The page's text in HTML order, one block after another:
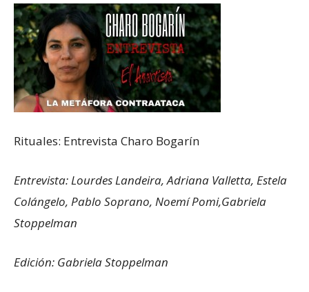
Rituales: Entrevista Charo Bogarín
Entrevista: Lourdes Landeira, Adriana Valletta, Estela
Colángelo, Pablo Soprano, Noemí Pomi,Gabriela
Stoppelman
Edición: Gabriela Stoppelman